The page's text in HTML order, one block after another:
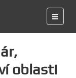
oblasti